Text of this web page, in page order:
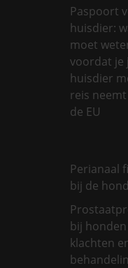
Paspoort
huisdier:
moet
voordat je
huisdier
reis
de EU
Perianaal
bij de hond
bij honden
klachten